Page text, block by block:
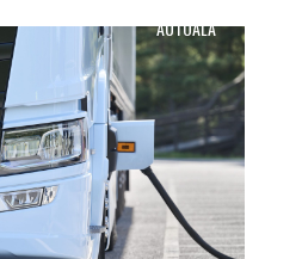
AUTOALA